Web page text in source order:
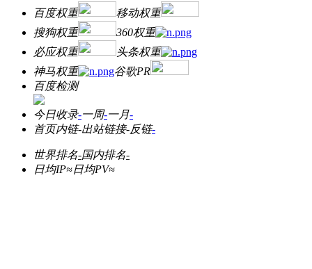
百度权重
移动权重
搜狗权重
360权重
必应权重
头条权重
神马权重
谷歌PR
百度检测
今日收录-一周-一月-
首页内链-出站链接-反链-
世界排名-国内排名-
日均IP≈日均PV≈